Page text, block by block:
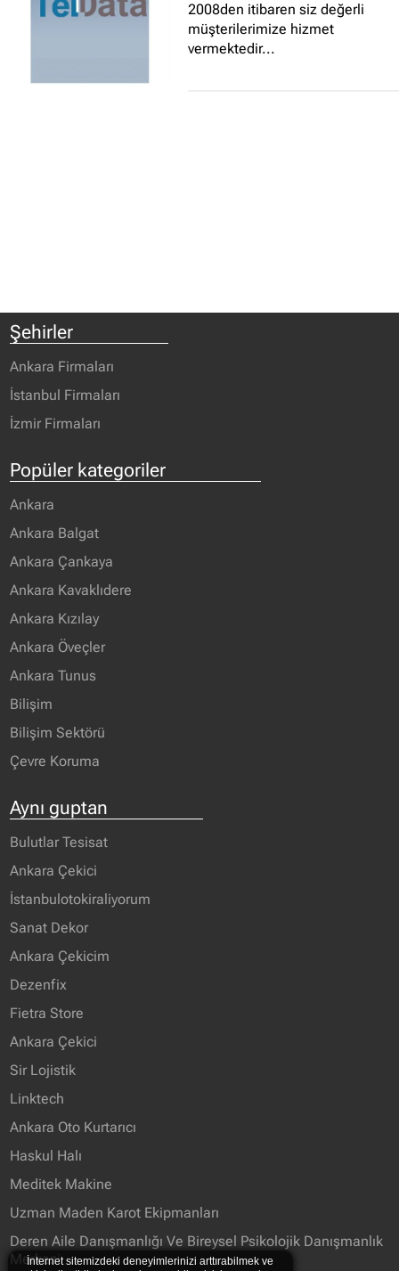
2008den itibaren siz değerli
müşterilerimize hizmet
vermektedir...
Şehirler
Ankara Firmaları
İstanbul Firmaları
İzmir Firmaları
Popüler kategoriler
Ankara
Ankara Balgat
Ankara Çankaya
Ankara Kavaklıdere
Ankara Kızılay
Ankara Öveçler
Ankara Tunus
Bilişim
Bilişim Sektörü
Çevre Koruma
Aynı guptan
Bulutlar Tesisat
Ankara Çekici
İstanbulotokiraliyorum
Sanat Dekor
Ankara Çekicim
Dezenfix
Fietra Store
Ankara Çekici
Sir Lojistik
Linktech
Ankara Oto Kurtarıcı
Haskul Halı
Meditek Makine
Uzman Maden Karot Ekipmanları
Deren Aile Danışmanlığı Ve Bireysel Psikolojik Danışmanlık
Merkezi
İnternet sitemizdeki deneyimlerinizi arttırabilmek ve